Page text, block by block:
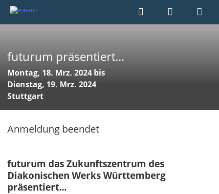
futurum präsentiert...
Montag, 18. Mrz. 2024 bis
Dienstag, 19. Mrz. 2024
Stuttgart
Anmeldung beendet
futurum das Zukunftszentrum des
Diakonischen Werks Württemberg
präsentiert...